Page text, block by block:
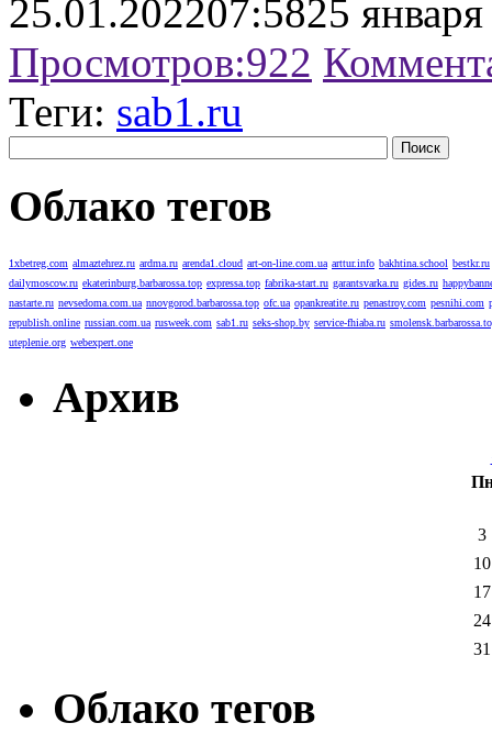
25.01.202207:5825
Просмотров:922
Теги: sab1.ru
Облако тегов
1xbetreg.com almaztehrez.ru ardma.ru arenda1.cloud art-on-line.com.ua arttur.info bakhtina.school bestkr.ru
dailymoscow.ru ekaterinburg.barbarossa.top expressa.top fabrika-start.ru garantsvarka.ru gides.ru
nastarte.ru nevsedoma.com.ua nnovgorod.barbarossa.top ofc.ua opankreatite.ru penastroy.com pesnihi.com
republish.online russian.com.ua rusweek.com sab1.ru seks-shop.by service-fhiaba.ru
uteplenie.org webexpert.one
Архив
3
10
17
24
31
Облако тегов